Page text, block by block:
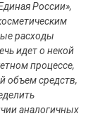
России»,
расходы
идет о некой
процессе,
объем средств,
аналогичных